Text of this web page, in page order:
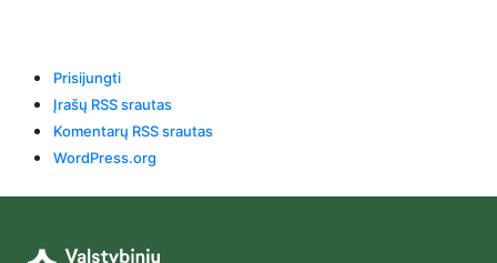
Prisijungti
Įrašų RSS srautas
Komentarų RSS srautas
WordPress.org